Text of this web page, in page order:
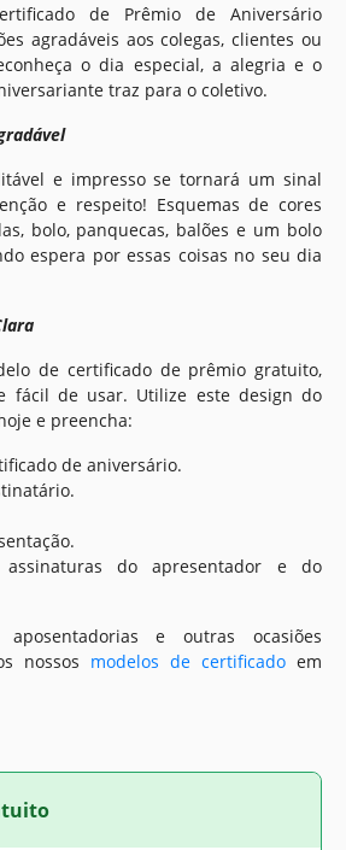
de Prêmio de Aniversário
agradáveis aos colegas, clientes ou
o dia especial, a alegria e o
traz para o coletivo.
e impresso se tornará um sinal
e respeito! Esquemas de cores
bolo, panquecas, balões e um bolo
espera por essas coisas no seu dia
de certificado de prêmio gratuito,
fácil de usar. Utilize este design do
e preencha:
de aniversário.
do apresentador e do
aposentadorias e outras ocasiões
nossos modelos de certificado em